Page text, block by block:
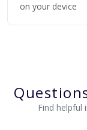
on your device
Find helpful